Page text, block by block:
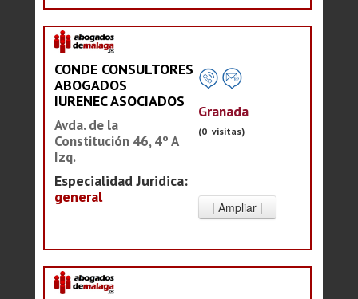
CONDE CONSULTORES
ABOGADOS
IURENEC ASOCIADOS
Avda. de la
Constitución 46, 4º A
Izq.
Especialidad Juridica:
general
Granada
(0 visitas)